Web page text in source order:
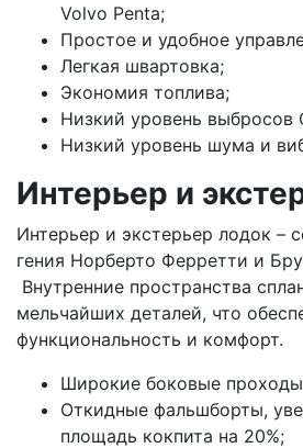
Volvo Penta;
Простое и удобное
Легкая швартовка;
Экономия топлива;
Низкий уровень выбросов
Низкий уровень шума и
Интерьер и
Интерьер и экстерьер лодок –
гения Норберто Ферретти и
Внутренние пространства
мельчайших деталей, что
функциональность и комфорт.
Широкие боковые
Откидные фальшборты,
площадь кокпита на 20%;